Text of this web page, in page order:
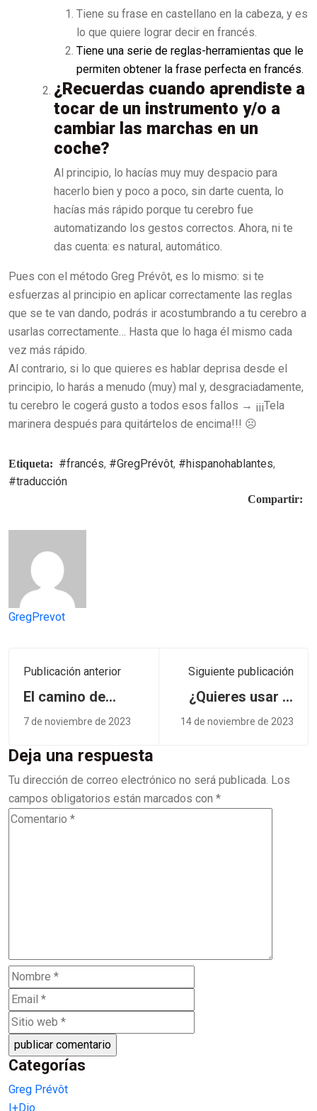
Tiene su frase en castellano en la cabeza, y es
lo que quiere lograr decir en francés.
Tiene una serie de reglas-herramientas que le
permiten obtener la frase perfecta en francés.
¿Recuerdas cuando aprendiste a
tocar de un instrumento y/o a
cambiar las marchas en un
coche?
Al principio, lo hacías muy muy despacio para
hacerlo bien y poco a poco, sin darte cuenta, lo
hacías más rápido porque tu cerebro fue
automatizando los gestos correctos. Ahora, ni te
das cuenta: es natural, automático.
Pues con el método Greg Prévôt, es lo mismo: si te
esfuerzas al principio en aplicar correctamente las reglas
que se te van dando, podrás ir acostumbrando a tu cerebro a
usarlas correctamente… Hasta que lo haga él mismo cada
vez más rápido.
Al contrario, si lo que quieres es hablar deprisa desde el
principio, lo harás a menudo (muy) mal y, desgraciadamente,
tu cerebro le cogerá gusto a todos esos fallos → ¡¡¡Tela
marinera después para quitártelos de encima!!! ☹️
Etiqueta: #francés, #GregPrévôt, #hispanohablantes,
#traducción
Compartir:
GregPrevot
Publicación anterior
El camino de
<del>Santiago</del>
Greg Prévôt
7 de noviembre de 2023
Siguiente publicación
¿Quieres usar el
método Greg
Prévôt para dar
14 de noviembre de 2023
Deja una respuesta
Tu dirección de correo electrónico no será publicada. Los
campos obligatorios están marcados con *
Categorías
Greg Prévôt
I+Dio